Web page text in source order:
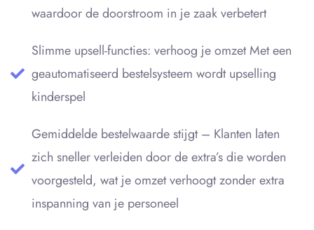
waardoor de doorstroom in je zaak verbetert
Slimme upsell-functies: verhoog je omzet Met een
geautomatiseerd bestelsysteem wordt upselling
kinderspel
Gemiddelde bestelwaarde stijgt – Klanten laten
zich sneller verleiden door de extra’s die worden
voorgesteld, wat je omzet verhoogt zonder extra
inspanning van je personeel